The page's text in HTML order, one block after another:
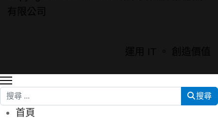
搜尋 搜尋
首頁